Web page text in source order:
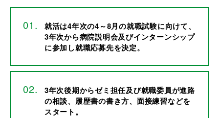
就活は4年次の4～8月の就職試験に向けて、
3年次から病院説明会及びインターンシップ
に参加し就職応募先を決定。
3年次後期からゼミ担任及び就職委員が進路
の相談、履歴書の書き方、面接練習などを
スタート。